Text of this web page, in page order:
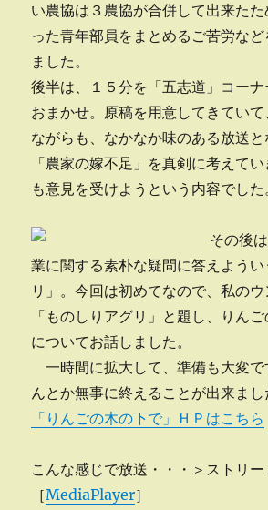
い農協は３農協が合併して出来た
った青年部員をまとめるご苦労な
ました。
後半は、１５分を「五志道」コー
おまかせ。原稿を用意してきてい
ながらも、なかなか味のある放送と
「農家の嫁不足」を真剣に考えて
も意見を受けようという内容でした
その後
業に関する素朴な疑問に答えよう
リ」。今回は初めてなので、私の
「ものしりアグリ」と題し、りん
についてお話しました。
一時間に拡大して、準備も大変で
んとか無事に終えることが出来まし
「りんごの木の下で」ＨＰはこちら
こんな感じで放送・・・＞ストリ
［MediaPlayer］